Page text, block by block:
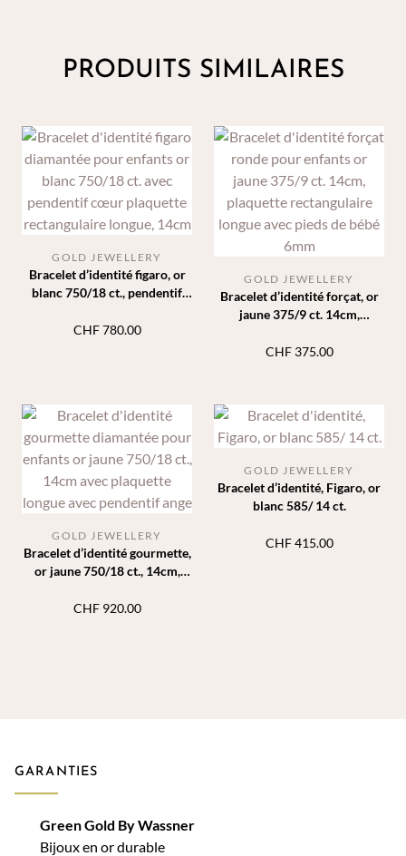
PRODUITS SIMILAIRES
Bracelet d’identité figaro, or
blanc 750/18 ct., pendentif
14cm
GOLD JEWELLERY
CHF780.00
Bracelet d’identité forçat, or
jaune 375/9 ct. 14cm,
pieds de bébé 6mm
GOLD JEWELLERY
CHF375.00
Bracelet d’identité gourmette,
or jaune 750/18 ct., 14cm,
GOLD JEWELLERY
CHF920.00
Bracelet d’identité, Figaro, or
blanc 585/ 14 ct.
GOLD JEWELLERY
CHF415.00
GARANTIES
Green Gold By Wassner
Bijoux en or durable